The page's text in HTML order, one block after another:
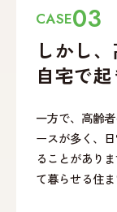
CASE03
しかし
自宅で
一方で、高齢
ースが多く、
ることがあり
て暮らせる住